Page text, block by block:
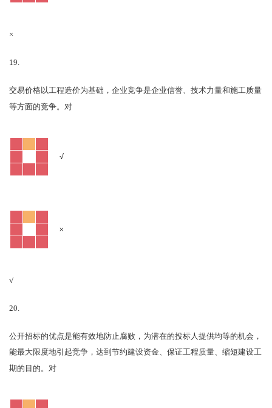
×
19.
交易价格以工程造价为基础，企业竞争是企业信誉、技术力量和施工质量
等方面的竞争。 对
√
×
√
20.
公开招标的优点是能有效地防止腐败，为潜在的投标人提供均等的机会，
能最大限度地引起竞争，达到节约建设资金、保证工程质量、缩短建设工
期的目的。 对